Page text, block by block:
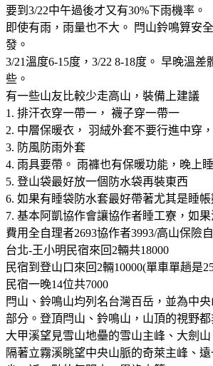
要到3/22中午過後才又有30%下雨機率。
即使有雨，雨量也不大。 閂山鈴鳴算安
發。
3/21溫度6-15度，3/22 8-18度。 早晚溫
些。
有一些山友比較少走高山，裝備上建議
1. 排汗衣穿一帶一， 襪子穿一帶一
2. 中層保暖衣， 羽絨外套不要行進中穿
3. 防風防雨外套
4. 雨具要帶。 雨褲也有保暖功能，晚上
5. 登山袋最好放一個防水袋再裝東西
6. 如果有睡袋防水套最好帶著尤其是睡帳
7. 基本阿凱協作會讓協作者睡工寮，如果
費用全自理者2693協作者3993/高山保險
台北-王小明民宿來回2輛共18000
民宿到登山口來回2輛10000(單車單趟是
民宿一晚14位共7000
閂山、鈴鳴山均列名台灣百岳，並為中
部分。登頂閂山、鈴鳴山，山頂的視野
大甲溪望見雪山地壘的雪山主峰、大劍
隔著立霧溪眺望中央山脈的奇萊主峰、